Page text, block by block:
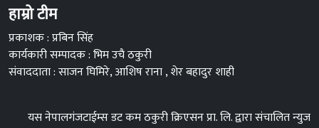
हाम्रो टीम
प्रकाशक : प्रबिन सिंह
कार्यकारी सम्पादक : भिम उचै ठकुरी
संवाददाता : साजन घिमिरे, आशिष राना , शेर बहादुर शाही
यस नेपालगंजटाईम्स डट कम ठकुरी क्रिएसन प्रा. लि. द्वारा संचालित न्युज